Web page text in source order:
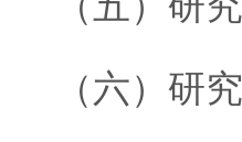
（六）研